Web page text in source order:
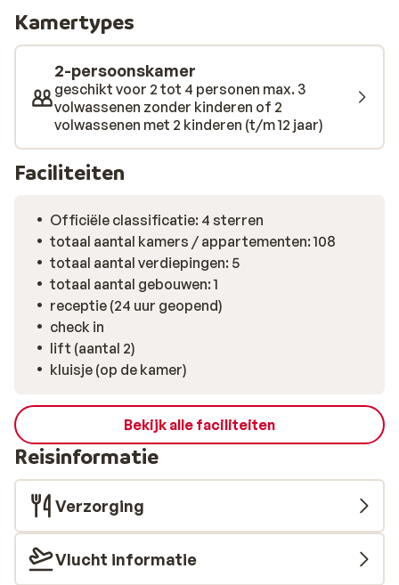
fijne badkamer. In het hotel vind je een wellness waar je
na een dag skiën heerlijk kunt relaxen.
Kamertypes
2-persoonskamer
geschikt voor 2 tot 4 personen max. 3
volwassenen zonder kinderen of 2
volwassenen met 2 kinderen (t/m 12 jaar)
Faciliteiten
Officiële classificatie: 4 sterren
totaal aantal kamers / appartementen: 108
totaal aantal verdiepingen: 5
totaal aantal gebouwen: 1
receptie (24 uur geopend)
check in
lift (aantal 2)
kluisje (op de kamer)
Bekijk alle faciliteiten
Reisinformatie
Verzorging
Vlucht informatie